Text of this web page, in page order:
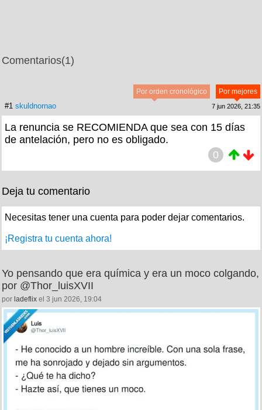
Comentarios(1)
Por mejores
Por orden cronológico
#1 skuldnornao 7 jun 2026, 21:35
La renuncia se RECOMIENDA que sea con 15 días
de antelación, pero no es obligado.
0
Deja tu comentario
Necesitas tener una cuenta para poder dejar comentarios.
¡Registra tu cuenta ahora!
Yo pensando que era química y era un moco colgando,
por @Thor_luisXVII
por ladeflix el 3 jun 2026, 19:04